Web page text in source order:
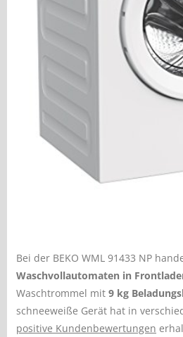
Bei der BEKO WML 91433 NP
Waschvollautomaten in
Waschtrommel mit9 kg
schneeweiße Gerät hat in
positive Kundenbewertungen